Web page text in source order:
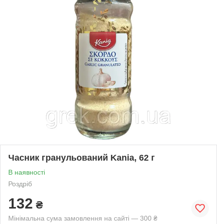
Часник гранульований Kania, 62 г
В наявності
Роздріб
132 ₴
Мінімальна сума замовлення на сайті — 300 ₴